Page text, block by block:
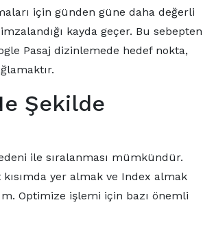
için günden güne daha değerli
kayda geçer. Bu sebepten
Pasaj dizinlemede hedef nokta,
Şekilde
ile sıralanması mümkündür.
yer almak ve Index almak
Optimize işlemi için bazı önemli